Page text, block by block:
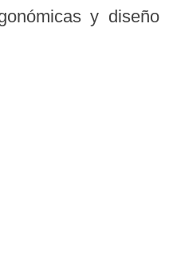
y diseño